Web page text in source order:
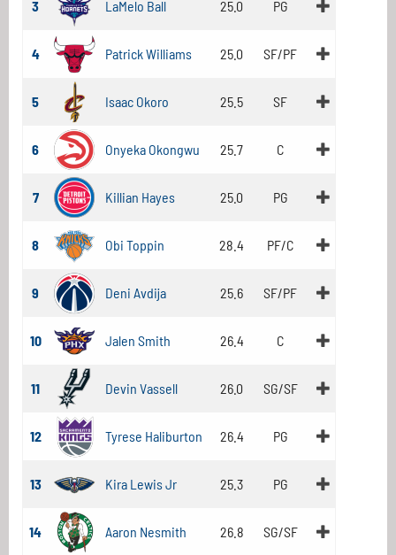
3 LaMelo Ball 25.0 PG
4 Patrick Williams 25.0 SF/PF
5 Isaac Okoro 25.5 SF
6 Onyeka Okongwu 25.7 C
7 Killian Hayes 25.0 PG
8 Obi Toppin 28.4 PF/C
9 Deni Avdija 25.6 SF/PF
10 Jalen Smith 26.4 C
11 Devin Vassell 26.0 SG/SF
12 Tyrese Haliburton 26.4 PG
13 Kira Lewis Jr 25.3 PG
14 Aaron Nesmith 26.8 SG/SF